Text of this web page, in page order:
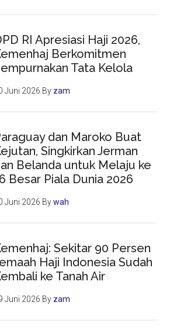
RI Apresiasi Haji 2026,
Berkomitmen
Tata Kelola
Juni 2026 By zam
dan Maroko Buat
Singkirkan Jerman
Belanda untuk Melaju ke
Besar Piala Dunia 2026
Juni 2026 Bywah
Sekitar 90 Persen
Haji Indonesia Sudah
ke Tanah Air
Juni 2026 By zam